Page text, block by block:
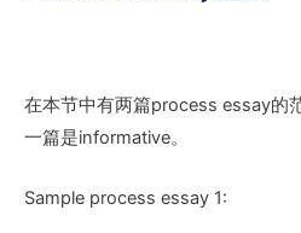
在本节中有两篇process essay的
一篇是informative。
Sample process essay 1: